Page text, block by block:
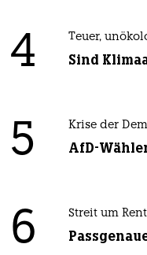
4 Teuer,
Sind
5 Krise der
AfD-
6 Streit um